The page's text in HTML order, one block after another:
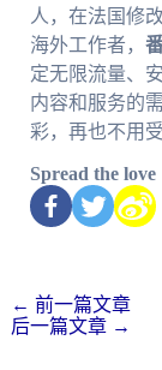
人，在法国修
海外工作者，
定无限流量、
内容和服务的
彩，再也不用
Spread the love
← 前一篇文章
后一篇文章 →